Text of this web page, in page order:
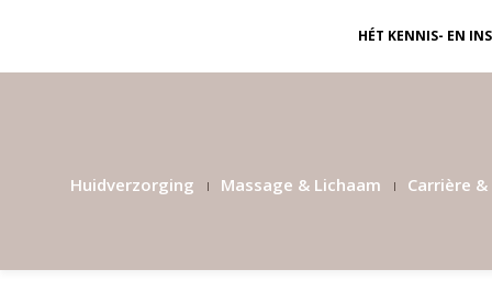
HÉT KENNIS- EN
Huidverzorging Massage & Lichaam Carrière